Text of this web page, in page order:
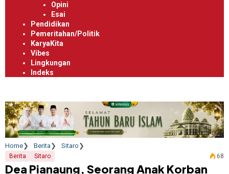
Opini
Esai
Pendidikan
Pemeritahan/Politik
KaryaKita
Vibes
Lingkungan
Indeks
Home Berita Sitaro
Berita Sitaro 68
Dea Pianaung, Seorang Anak Korban